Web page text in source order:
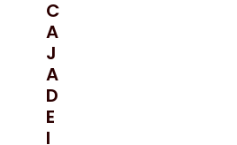
C
A
J
A
D
E
I